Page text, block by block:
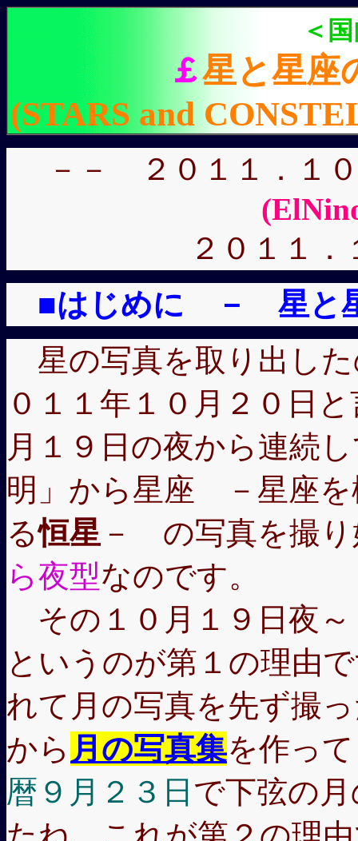
＜
￡星と星座
(STARS and
－－ ２０１１．１
２０１１
■はじめに － 星と星
星の写真を取り出し
０１１年１０月２０日
月１９日の夜から連続
明」から星座 －星座を
る恒星 － の写真を撮り
ら夜型なのです。
その１０月１９日夜
というのが第１の理由
れて月の写真を先ず撮
から 月の写真集を作っ
暦９月２３日 で下弦の